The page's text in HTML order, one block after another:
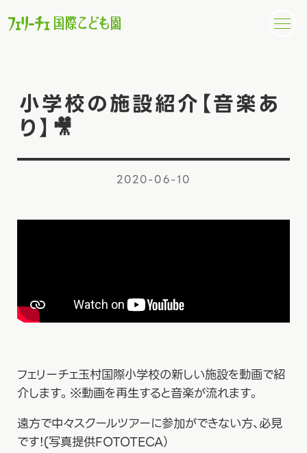
小学校の施設紹介【音楽あ
り】🎥
2020-06-10
フェリーチェ玉村国際小学校の新しい施設を動画で紹
介します。※動画を再生すると音楽が流れます。
遠方で中々スクールツアーに参加ができない方、必見
です！(写真提供FOTOTECA）